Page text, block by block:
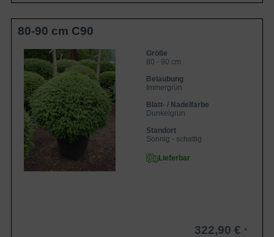
80-90 cm C90
Größe
80 - 90 cm
Belaubung
Immergrün
Blatt- / Nadelfarbe
Dunkelgrün
Standort
Sonnig - schattig
Lieferbar
322,90 €